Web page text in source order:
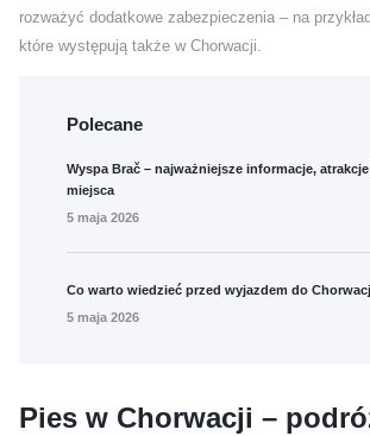
rozważyć dodatkowe zabezpieczenia – na
które występują także w Chorwacji.
Polecane
Wyspa Brač – najważniejsze informacje,
miejsca
5 maja 2026
Co warto wiedzieć przed wyjazdem do
5 maja 2026
Pies w Chorwacji –